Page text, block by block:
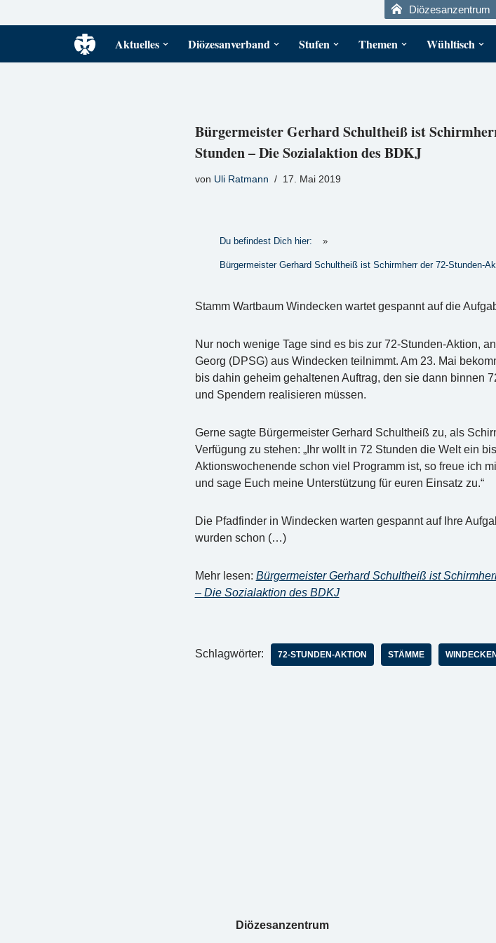
Diözesanzentrum
Aktuelles Diözesanverband Stufen Themen Wühltisch
Bürgermeister Gerhard Schultheiß ist
Stunden – Die Sozialaktion des BDKJ
von Uli Ratmann 17. Mai 2019
Du befindest Dich hier: »
Bürgermeister Gerhard Schultheiß ist Schirmherr der 72-Stunden-
Stamm Wartbaum Windecken wartet gespannt auf die
Nur noch wenige Tage sind es bis zur 72-Stunden-Aktion,
Georg (DPSG) aus Windecken teilnimmt. Am 23. Mai
bis dahin geheim gehaltenen Auftrag, den sie dann binnen
und Spendern realisieren müssen.
Gerne sagte Bürgermeister Gerhard Schultheiß zu, als
Verfügung zu stehen: „Ihr wollt in 72 Stunden die Welt ein
Aktionswochenende schon viel Programm ist, so freue ich
und sage Euch meine Unterstützung für euren Einsatz zu.“
Die Pfadfinder in Windecken warten gespannt auf Ihre
wurden schon (…)
Mehr lesen: Bürgermeister Gerhard Schultheiß ist
– Die Sozialaktion des BDKJ
Schlagwörter: 72-STUNDEN-AKTION STÄMME WINDECKEN
Diözesanzentrum